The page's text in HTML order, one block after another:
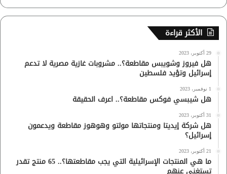
الأكثر قراءة
29 أكتوبر، 2023
هل فيروز وشويبس مقاطعة؟.. مشروبات غازية مصرية لا تدعم
إسرائيل وتؤيد فلسطين
1 نوفمبر، 2023
هل شيبسي فوكس مقاطعة؟.. اعرف الحقيقة
31 أكتوبر، 2023
هل شركة إيديتا ومنتجاتها مولتو وهوهوز مقاطعة ويدعمون
إسرائيل؟
21 أكتوبر، 2023
ما هي المنتجات الإسرائيلية التي يجب مقاطعتها؟.. 65 منتج تقدر